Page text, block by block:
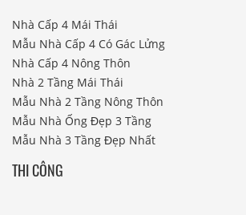
Nhà Cấp 4 Mái Thái
Mẫu Nhà Cấp 4 Có Gác Lửng
Nhà Cấp 4 Nông Thôn
Nhà 2 Tầng Mái Thái
Mẫu Nhà 2 Tầng Nông Thôn
Mẫu Nhà Ống Đẹp 3 Tầng
Mẫu Nhà 3 Tầng Đẹp Nhất
THI CÔNG